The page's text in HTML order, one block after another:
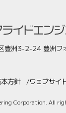
豊洲3-2-24 豊洲フ
方針 ウェブサイ
Corporation. All